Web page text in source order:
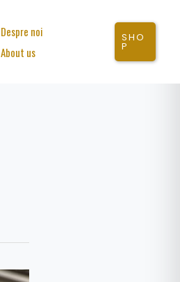
Despre noi
About us
SHO
P